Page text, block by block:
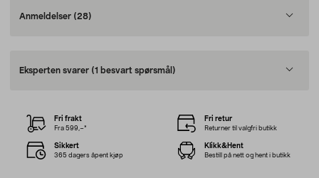
Anmeldelser (28)
Eksperten svarer (1 besvart spørsmål)
Fri frakt
Fra 599,–*
Fri retur
Returner til valgfri butikk
Sikkert
365 dagers åpent kjøp
Klikk&Hent
Bestill på nett og hent i butikk